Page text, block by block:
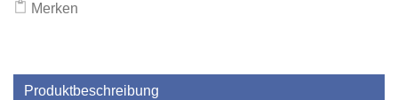
Merken
Produktbeschreibung